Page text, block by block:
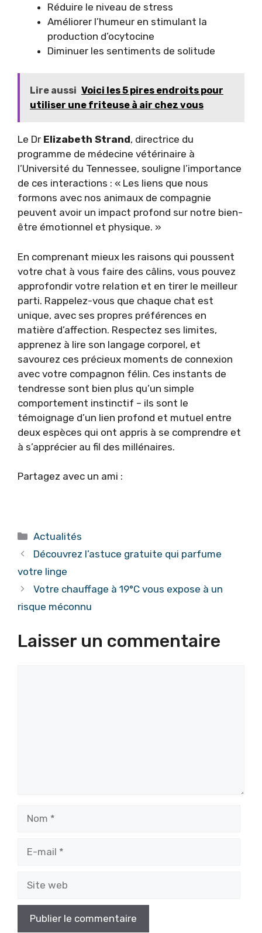
Réduire le niveau de stress
Améliorer l’humeur en stimulant la
production d’ocytocine
Diminuer les sentiments de solitude
Lire aussi Voici les 5 pires endroits pour
utiliser une friteuse à air chez vous
Le Dr Elizabeth Strand, directrice du
programme de médecine vétérinaire à
l’Université du Tennessee, souligne l’importance
de ces interactions : « Les liens que nous
formons avec nos animaux de compagnie
peuvent avoir un impact profond sur notre bien-
être émotionnel et physique. »
En comprenant mieux les raisons qui poussent
votre chat à vous faire des câlins, vous pouvez
approfondir votre relation et en tirer le meilleur
parti. Rappelez-vous que chaque chat est
unique, avec ses propres préférences en
matière d’affection. Respectez ses limites,
apprenez à lire son langage corporel, et
savourez ces précieux moments de connexion
avec votre compagnon félin. Ces instants de
tendresse sont bien plus qu’un simple
comportement instinctif – ils sont le
témoignage d’un lien profond et mutuel entre
deux espèces qui ont appris à se comprendre et
à s’apprécier au fil des millénaires.
Partagez avec un ami :
Catégories
Actualités
Découvrez l’astuce gratuite qui parfume
votre linge
Votre chauffage à 19°C vous expose à un
risque méconnu
Laisser un commentaire
mail
web